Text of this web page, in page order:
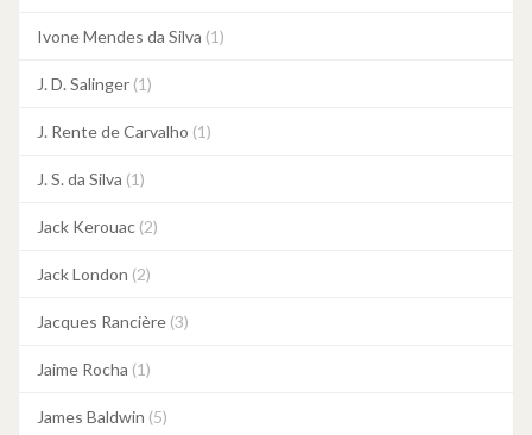
Ivone Mendes da Silva (1)
J. D. Salinger (1)
J. Rente de Carvalho (1)
J. S. da Silva (1)
Jack Kerouac (2)
Jack London (2)
Jacques Rancière (3)
Jaime Rocha (1)
James Baldwin (5)